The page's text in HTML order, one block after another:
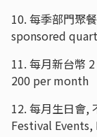
10. 每季部門聚
sponsored
11. 每月新台幣
200 per month
12. 每月生日會,
Festival